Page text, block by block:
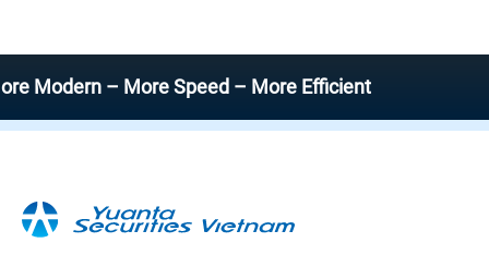
– More Speed – More Efficient